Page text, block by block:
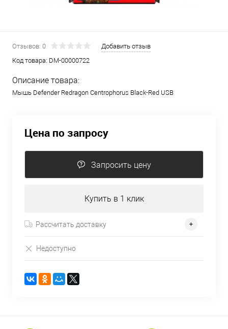
Отзывов: 0
Добавить отзыв
Код товара: DM-00000722
Описание товара:
Мышь Defender Redragon Centrophorus Black-Red USB
Цена по запросу
Запросить цену
Купить в 1 клик
Рассчитать доставку
Недоступно